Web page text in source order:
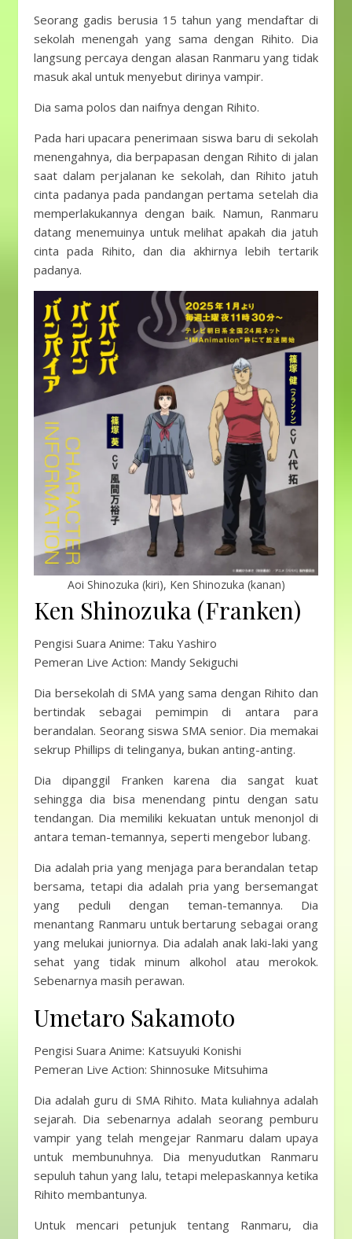
Seorang gadis berusia 15 tahun yang mendaftar di
sekolah menengah yang sama dengan Rihito. Dia
langsung percaya dengan alasan Ranmaru yang tidak
masuk akal untuk menyebut dirinya vampir.
Dia sama polos dan naifnya dengan Rihito.
Pada hari upacara penerimaan siswa baru di sekolah
menengahnya, dia berpapasan dengan Rihito di jalan
saat dalam perjalanan ke sekolah, dan Rihito jatuh
cinta padanya pada pandangan pertama setelah dia
memperlakukannya dengan baik. Namun, Ranmaru
datang menemuinya untuk melihat apakah dia jatuh
cinta pada Rihito, dan dia akhirnya lebih tertarik
padanya.
Aoi Shinozuka (kiri), Ken Shinozuka (kanan)
Ken Shinozuka (Franken)
Pengisi Suara Anime: Taku Yashiro
Pemeran Live Action: Mandy Sekiguchi
Dia bersekolah di SMA yang sama dengan Rihito dan
bertindak sebagai pemimpin di antara para
berandalan. Seorang siswa SMA senior. Dia memakai
sekrup Phillips di telinganya, bukan anting-anting.
Dia dipanggil Franken karena dia sangat kuat
sehingga dia bisa menendang pintu dengan satu
tendangan. Dia memiliki kekuatan untuk menonjol di
antara teman-temannya, seperti mengebor lubang.
Dia adalah pria yang menjaga para berandalan tetap
bersama, tetapi dia adalah pria yang bersemangat
yang peduli dengan teman-temannya. Dia
menantang Ranmaru untuk bertarung sebagai orang
yang melukai juniornya. Dia adalah anak laki-laki yang
sehat yang tidak minum alkohol atau merokok.
Sebenarnya masih perawan.
Umetaro Sakamoto
Pengisi Suara Anime: Katsuyuki Konishi
Pemeran Live Action: Shinnosuke Mitsuhima
Dia adalah guru di SMA Rihito. Mata kuliahnya adalah
sejarah. Dia sebenarnya adalah seorang pemburu
vampir yang telah mengejar Ranmaru dalam upaya
untuk membunuhnya. Dia menyudutkan Ranmaru
sepuluh tahun yang lalu, tetapi melepaskannya ketika
Rihito membantunya.
Untuk mencari petunjuk tentang Ranmaru, dia